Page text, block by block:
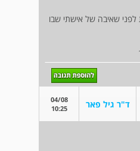
לילה 27 שעות לפני שאיבה של אישתי שבו
ד"ר גיל פאר
04/08
10:25